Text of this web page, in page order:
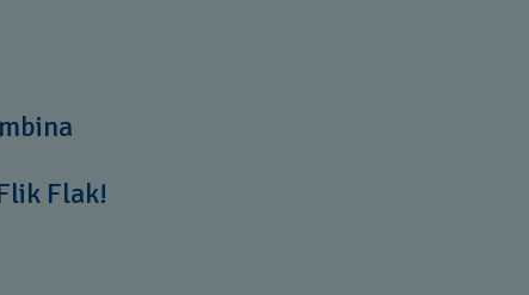
Flak!